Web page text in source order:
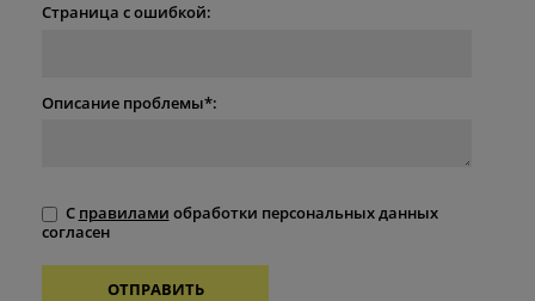
Страница с ошибкой:
Описание проблемы*:
С правилами обработки персональных данных
согласен
ОТПРАВИТЬ